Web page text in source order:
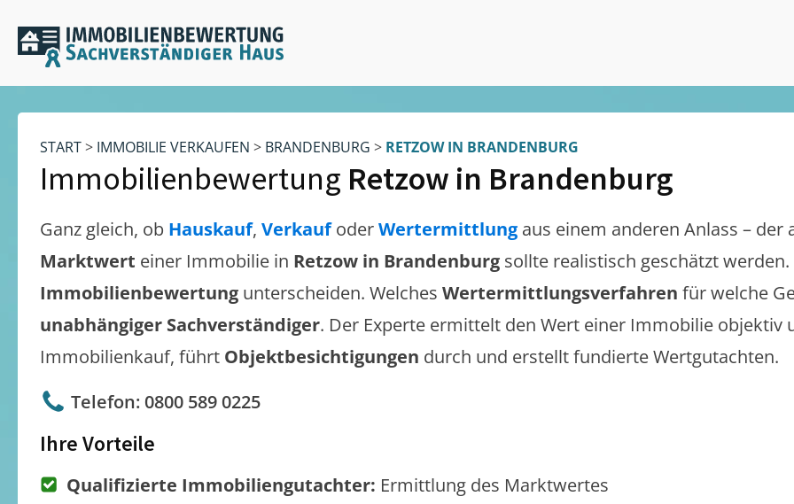
START> IMMOBILIE VERKAUFEN > BRANDENBURG > RETZOW IN BRANDENBURG
Immobilienbewertung Retzow in Brandenburg
Ganz gleich, ob Hauskauf, VerkaufoderWertermittlung aus einem anderen Anlass – der
Marktwert einer Immobilie in Retzow in Brandenburg sollte realistisch geschätzt
Immobilienbewertung unterscheiden. Welches Wertermittlungsverfahren für welche
unabhängiger Sachverständiger. Der Experte ermittelt den Wert einer Immobilie objektiv
Immobilienkauf, führt Objektbesichtigungen durch und erstellt fundierte Wertgutachten.
Telefon: 0800 589 0225
Ihre Vorteile
Qualifizierte Immobiliengutachter: Ermittlung des Marktwertes